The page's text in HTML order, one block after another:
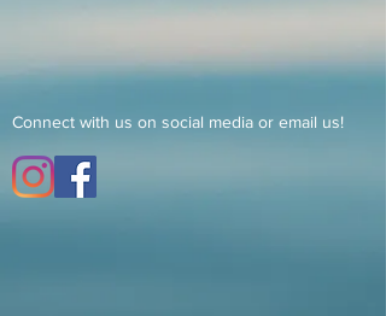
Connect with us on social media or email us!